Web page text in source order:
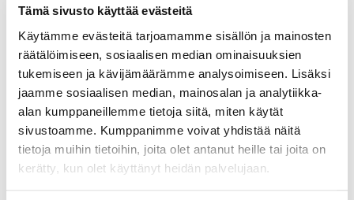
Tämä sivusto käyttää evästeitä
Käytämme evästeitä tarjoamamme sisällön ja mainosten
räätälöimiseen, sosiaalisen median ominaisuuksien
tukemiseen ja kävijämäärämme analysoimiseen. Lisäksi
jaamme sosiaalisen median, mainosalan ja analytiikka-
alan kumppaneillemme tietoja siitä, miten käytät
sivustoamme. Kumppanimme voivat yhdistää näitä
tietoja muihin tietoihin, joita olet antanut heille tai joita on
kerätty, kun olet käyttänyt heidän palvelujaan.
05.03.2025
Tampereen Sävel: Kuorokat­sel­
muksen päätöskon­sertti
05.03.2025
Tampereen Sävel 2025